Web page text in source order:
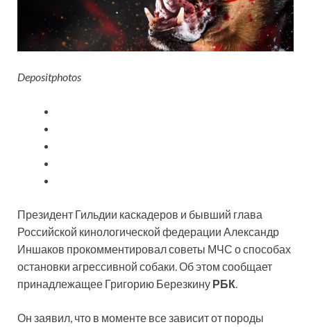
Depositphotos
Президент Гильдии каскадеров и бывший глава
Российской кинологической федерации Александр
Иншаков прокомментировал советы МЧС о способах
остановки агрессивной собаки. Об этом сообщает
принадлежащее Григорию Березкину РБК
Он заявил, что в моменте все зависит от породы